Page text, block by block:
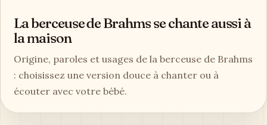
La berceuse de Brahms se chante aussi à
la maison
Origine, paroles et usages de la berceuse de Brahms
: choisissez une version douce à chanter ou à
écouter avec votre bébé.